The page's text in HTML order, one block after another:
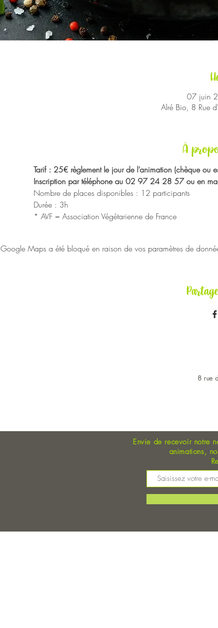
07 juin
Alré Bio, 8 Rue
À
Tarif : 25€ règlement le jour de l’animation (chèque ou
Inscription par téléphone au 02 97 24 28 57 ou en
Nombre de places disponibles : 12 participants
Durée : 3h
* AVF = Association Végétarienne de France
Google Maps a été bloqué en raison de vos paramètres de
8 rue
Envie de recevoir notre
animations,